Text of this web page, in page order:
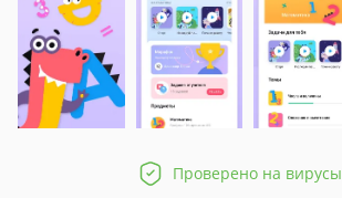
Проверено на вирусы